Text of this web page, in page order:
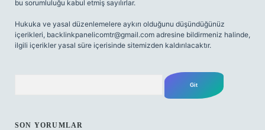
bu sorumluluğu kabul etmiş sayılırlar.
Hukuka ve yasal düzenlemelere aykırı olduğunu düşündüğünüz
içerikleri, backlinkpanelicomtr@gmail.com adresine bildirmeniz halinde,
ilgili içerikler yasal süre içerisinde sitemizden kaldırılacaktır.
SON YORUMLAR